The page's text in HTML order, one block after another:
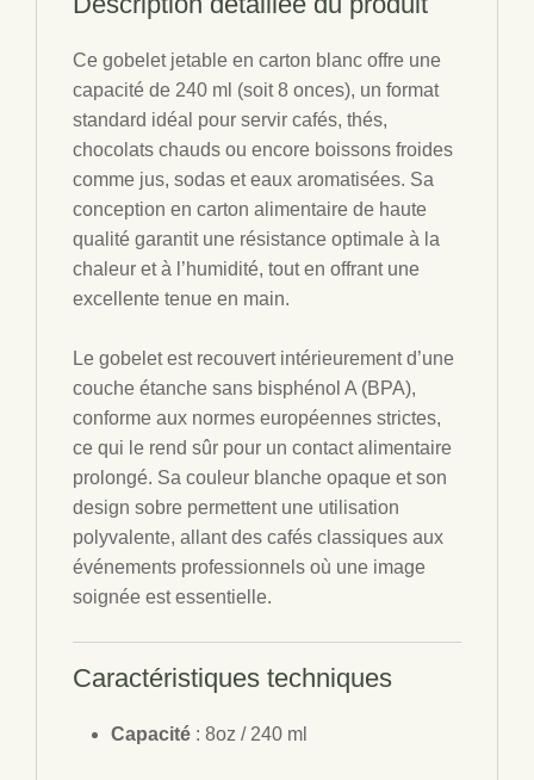
Ce gobelet jetable en carton blanc offre une
capacité de 240 ml (soit 8 onces), un format
standard idéal pour servir cafés, thés,
chocolats chauds ou encore boissons froides
comme jus, sodas et eaux aromatisées. Sa
conception en carton alimentaire de haute
qualité garantit une résistance optimale à la
chaleur et à l’humidité, tout en offrant une
excellente tenue en main.
Le gobelet est recouvert intérieurement d’une
couche étanche sans bisphénol A (BPA),
conforme aux normes européennes strictes,
ce qui le rend sûr pour un contact alimentaire
prolongé. Sa couleur blanche opaque et son
design sobre permettent une utilisation
polyvalente, allant des cafés classiques aux
événements professionnels où une image
soignée est essentielle.
Caractéristiques techniques
Capacité : 8oz / 240 ml